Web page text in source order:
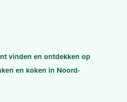
vinden en ontdekken op
en koken in Noord-